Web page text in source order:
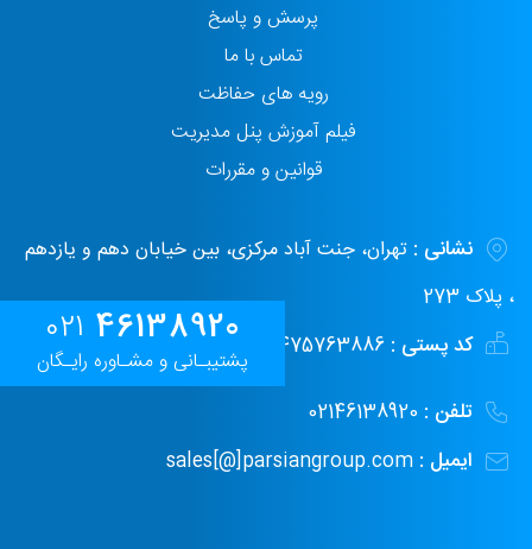
021 46138920
پشتیبـانی و مشـاوره رایـگان
پرسش و پاسخ
تماس با ما
رویه های حفاظت
فیلم آموزش پنل مدیریت
قوانین و مقررات
نشانی : تهران، جنت آباد مرکزی، بین خیابان دهم و یازدهم
، پلاک 273
کد پستی :
تلفن :
ایمیل :